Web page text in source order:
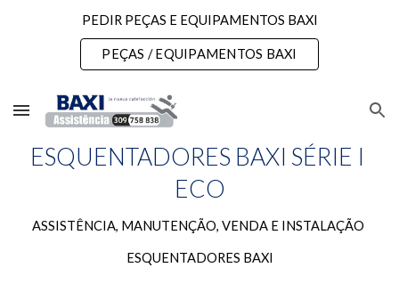
PEDIR PEÇAS E EQUIPAMENTOS BAXI
PEÇAS / EQUIPAMENTOS BAXI
ESQUENTADORES BAXI SÉRIE I
ECO
ASSISTÊNCIA, MANUTENÇÃO, VENDA E INSTALAÇÃO
ESQUENTADORES BAXI